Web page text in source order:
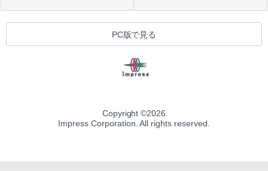
PC版で見る
Copyright ©2026
Impress Corporation. All rights reserved.